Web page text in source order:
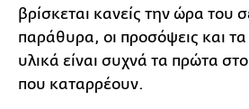
βρίσκεται κανείς την ώρα του
παράθυρα, οι προσόψεις και
υλικά είναι συχνά τα πρώτα
που καταρρέουν.